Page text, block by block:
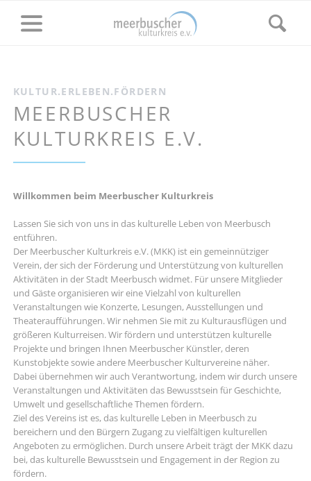
KULTUR.ERLEBEN.FÖRDERN
MEERBUSCHER
KULTURKREIS E.V.
Willkommen beim Meerbuscher Kulturkreis
Lassen Sie sich von uns in das kulturelle Leben von Meerbusch
entführen.
Der Meerbuscher Kulturkreis e.V. (MKK) ist ein gemeinnütziger
Verein, der sich der Förderung und Unterstützung von kulturellen
Aktivitäten in der Stadt Meerbusch widmet. Für unsere Mitglieder
und Gäste organisieren wir eine Vielzahl von kulturellen
Veranstaltungen wie Konzerte, Lesungen, Ausstellungen und
Theateraufführungen. Wir nehmen Sie mit zu Kulturausflügen und
größeren Kulturreisen. Wir fördern und unterstützen kulturelle
Projekte und bringen Ihnen Meerbuscher Künstler, deren
Kunstobjekte sowie andere Meerbuscher Kulturvereine näher.
Dabei übernehmen wir auch Verantwortung, indem wir durch unsere
Veranstaltungen und Aktivitäten das Bewusstsein für Geschichte,
Umwelt und gesellschaftliche Themen fördern.
Ziel des Vereins ist es, das kulturelle Leben in Meerbusch zu
bereichern und den Bürgern Zugang zu vielfältigen kulturellen
Angeboten zu ermöglichen. Durch unsere Arbeit trägt der MKK dazu
bei, das kulturelle Bewusstsein und Engagement in der Region zu
fördern.